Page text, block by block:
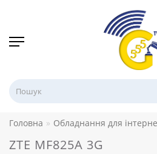
Головна Обладнання для
ZTE MF825A 3G